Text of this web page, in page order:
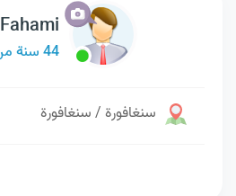
Fahami
44 سنة من سنغافورة
سنغافورة / سنغافورة